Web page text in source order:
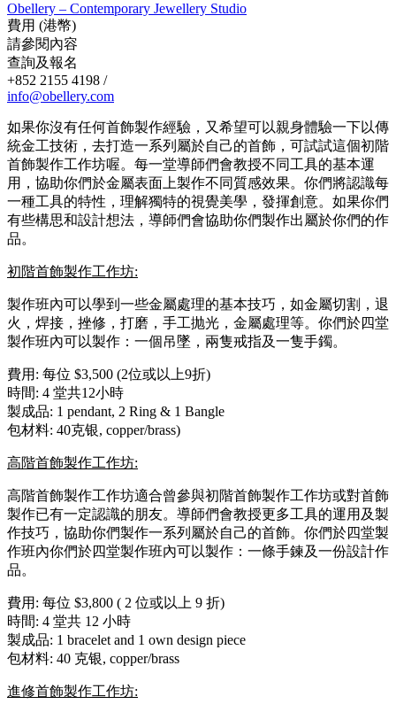
Obellery – Contemporary Jewellery Studio
費用 (港幣)
請參閱內容
查詢及報名
+852 2155 4198 /
info@obellery.com
如果你沒有任何首飾製作經驗，又希望可以親身體驗一下以傳
統金工技術，去打造一系列屬於自己的首飾，可試試這個初階
首飾製作工作坊喔。每一堂導師們會教授不同工具的基本運
用，協助你們於金屬表面上製作不同質感效果。你們將認識每
一種工具的特性，理解獨特的視覺美學，發揮創意。如果你們
有些構思和設計想法，導師們會協助你們製作出屬於你們的作
品。
初階首飾製作工作坊:
製作班內可以學到一些金屬處理的基本技巧，如金屬切割，退
火，焊接，挫修，打磨，手工抛光，金屬處理等。你們於四堂
製作班內可以製作：一個吊墜，兩隻戒指及一隻手鐲。
費用: 每位 $3,500 (2位或以上9折)
時間: 4 堂共12小時
製成品: 1 pendant, 2 Ring & 1 Bangle
包材料: 40克银, copper/brass)
高階首飾製作工作坊:
高階首飾製作工作坊適合曾參與初階首飾製作工作坊或對首飾
製作已有一定認識的朋友。導師們會教授更多工具的運用及製
作技巧，協助你們製作一系列屬於自己的首飾。你們於四堂製
作班內你們於四堂製作班內可以製作：一條手鍊及一份設計作
品。
費用: 每位 $3,800 ( 2 位或以上 9 折)
時間: 4 堂共 12 小時
製成品: 1 bracelet and 1 own design piece
包材料: 40 克银, copper/brass
進修首飾製作工作坊: